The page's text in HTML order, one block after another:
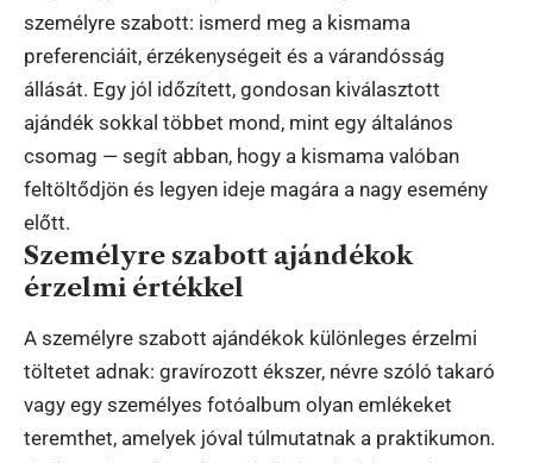
személyre szabott: ismerd meg a kismama
preferenciáit, érzékenységeit és a várandósság
állását. Egy jól időzített, gondosan kiválasztott
ajándék sokkal többet mond, mint egy általános
csomag — segít abban, hogy a kismama valóban
feltöltődjön és legyen ideje magára a nagy esemény
előtt.
Személyre szabott ajándékok
érzelmi értékkel
A személyre szabott ajándékok különleges érzelmi
töltetet adnak: gravírozott ékszer, névre szóló takaró
vagy egy személyes fotóalbum olyan emlékeket
teremthet, amelyek jóval túlmutatnak a praktikumon.